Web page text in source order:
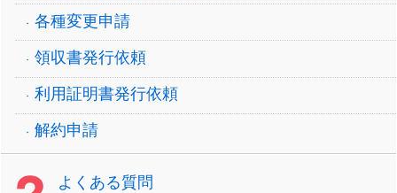
各種変更申請
領収書発行依頼
利用証明書発行依頼
解約申請
よくある質問